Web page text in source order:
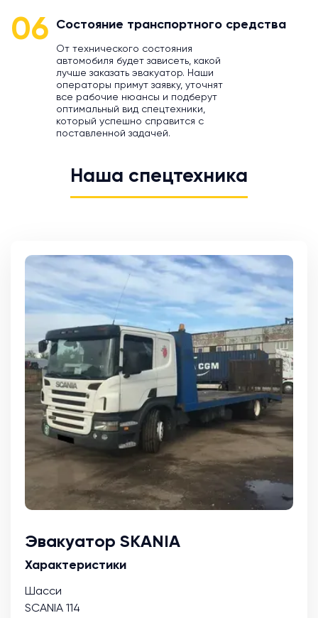
06 Состояние транспортного средства
От технического состояния
автомобиля будет зависеть, какой
лучше заказать эвакуатор. Наши
операторы примут заявку, уточнят
все рабочие нюансы и подберут
оптимальный вид спецтехники,
который успешно справится с
поставленной задачей.
Наша спецтехника
Эвакуатор SKANIA
Характеристики
Шасси
SCANIA 114